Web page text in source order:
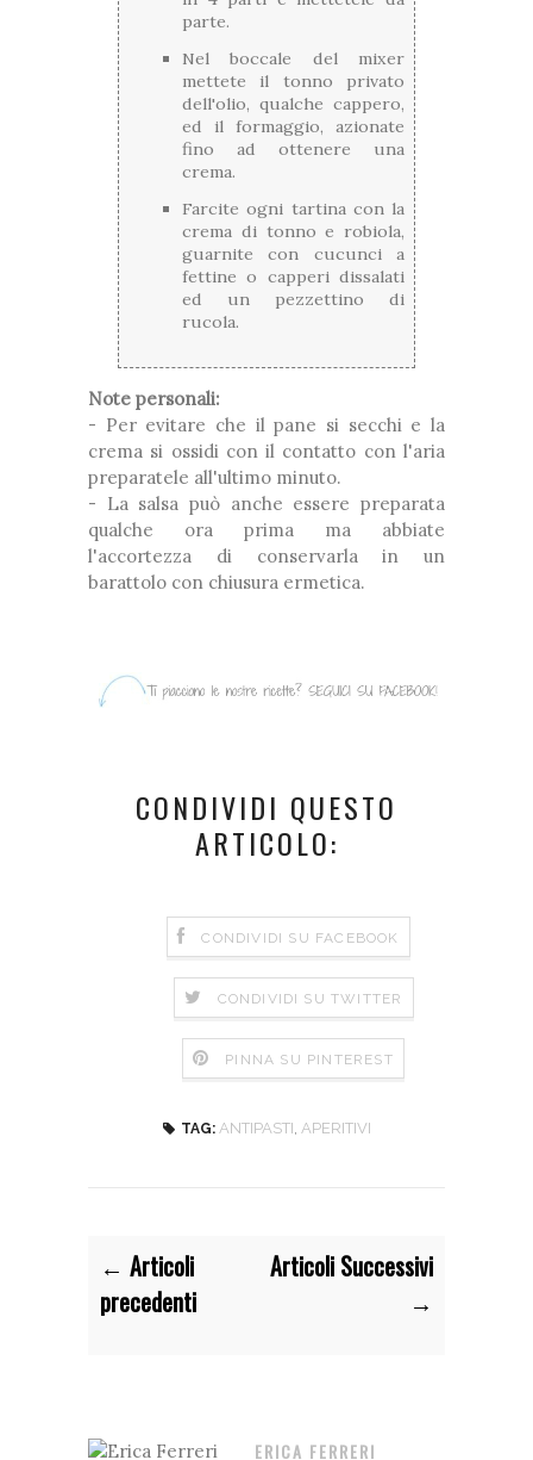
parte.
Nel boccale del mixer
mettete il tonno privato
dell'olio, qualche cappero,
ed il formaggio, azionate
fino ad ottenere una
crema.
Farcite ogni tartina con la
crema di tonno e robiola,
guarnite con cucunci a
fettine o capperi dissalati
ed un pezzettino di
rucola.
Note personali:
- Per evitare che il pane si secchi e la
crema si ossidi con il contatto con l'aria
preparatele all'ultimo minuto.
- La salsa può anche essere preparata
qualche ora prima ma abbiate
l'accortezza di conservarla in un
barattolo con chiusura ermetica.
CONDIVIDI QUESTO
ARTICOLO:
CONDIVIDI SU FACEBOOK
CONDIVIDI SU TWITTER
PINNA SU PINTEREST
TAG: ANTIPASTI, APERITIVI
← Articoli
precedenti
Articoli Successivi
→
ERICA FERRERI